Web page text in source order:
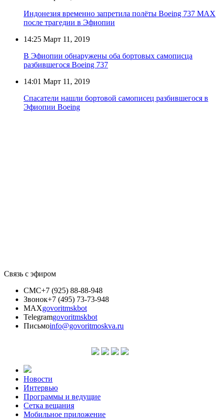
Индонезия временно запретила полёты Boeing 737 MAX
после трагедии в Эфиопии
14:25 Март 11, 2019
В Эфиопии обнаружены оба бортовых самописца
разбившегося Boeing 737
14:01 Март 11, 2019
Спасатели нашли бортовой самописец разбившегося в
Эфиопии Boeing
Связь с эфиром
СМС+7 (925) 88-88-948
Звонок+7 (495) 73-73-948
MAXgovoritmskbot
Telegramgovoritmskbot
Письмоinfo@govoritmoskva.ru
Новости
Интервью
Программы и ведущие
Сетка вещания
Мобильное приложение